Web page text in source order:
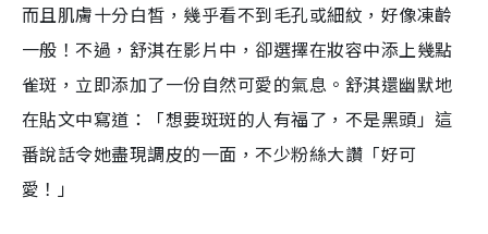
而且肌膚十分白皙，幾乎看不到毛孔或細紋，好像凍齡
一般！不過，舒淇在影片中，卻選擇在妝容中添上幾點
雀斑，立即添加了一份自然可愛的氣息。舒淇還幽默地
在貼文中寫道：「想要斑斑的人有福了，不是黑頭」這
番說話令她盡現調皮的一面，不少粉絲大讚「好可
愛！」